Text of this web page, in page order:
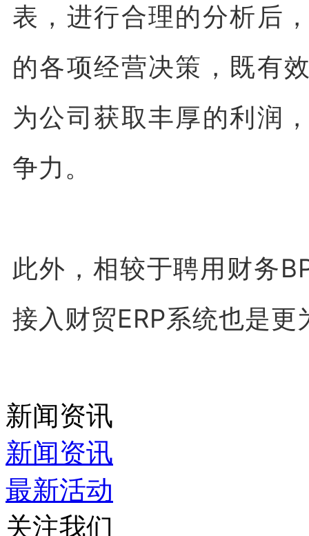
表，进行合理的分析后
的各项经营决策，既有
为公司获取丰厚的利润
争力。
此外，相较于聘用财务
接入财贸ERP系统也是更
新闻资讯
新闻资讯
最新活动
关注我们